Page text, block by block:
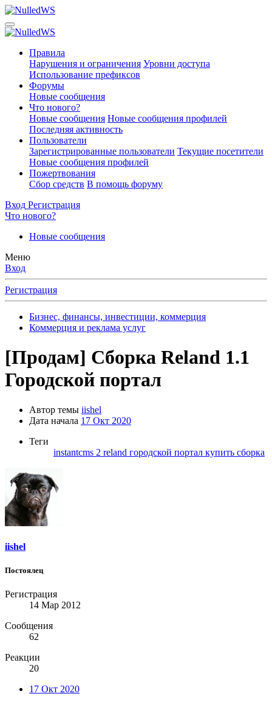
Правила
Нарушения и ограничения Уровни доступа
Использование префиксов
Форумы
Новые сообщения
Что нового?
Новые сообщения Новые сообщения профилей
Последняя активность
Пользователи
Зарегистрированные пользователи Текущие посетители
Новые сообщения профилей
Пожертвования
Сбор средств В помощь форуму
Вход Регистрация
Что нового?
Новые сообщения
Меню
Вход
Регистрация
Бизнес, финансы, инвестиции, коммерция
Коммерция и реклама услуг
[Продам] Сборка Reland 1.1
Городской портал
Автор темы iishel
Дата начала 17 Окт 2020
Теги
instantcms 2 reland городской портал купить сборка
iishel
Постоялец
Регистрация
14 Мар 2012
Сообщения
62
Реакции
20
17 Окт 2020